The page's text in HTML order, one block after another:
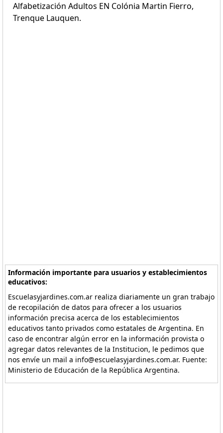
Alfabetización Adultos EN Colónia Martin Fierro,
Trenque Lauquen.
Información importante para usuarios y establecimientos
educativos:
Escuelasyjardines.com.ar realiza diariamente un gran trabajo
de recopilación de datos para ofrecer a los usuarios
información precisa acerca de los establecimientos
educativos tanto privados como estatales de Argentina. En
caso de encontrar algún error en la información provista o
agregar datos relevantes de la Institucion, le pedimos que
nos envíe un mail a info@escuelasyjardines.com.ar. Fuente:
Ministerio de Educación de la República Argentina.